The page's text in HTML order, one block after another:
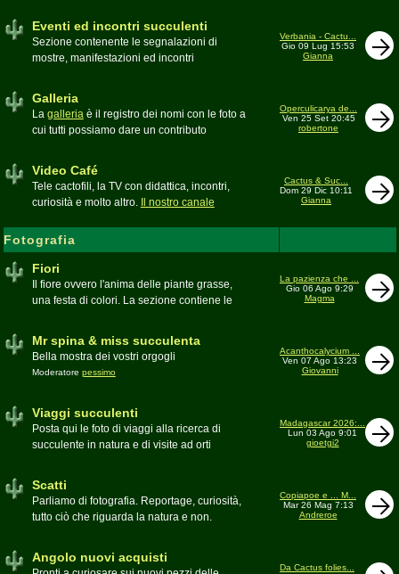
Eventi ed incontri succulenti
Sezione contenente le segnalazioni di
mostre, manifestazioni ed incontri
Verbania - Cactu...
Gio 09 Lug 15:53
Gianna
Galleria
La galleriaè il registro dei nomi con le foto a
cui tutti possiamo dare un contributo
spazio discutiamo SOLO di errori,
inesattezze, idee e altro inerenti l'argomento
Operculicarya de...
Ven 25 Set 20:45
robertone
Video Café
Tele cactofili, la TV con didattica, incontri,
curiosità e molto altro.
Il nostro canale
Cactus & Suc...
Dom 29 Dic 10:11
Gianna
Fotografia
Fiori
Il fiore ovvero l'anima delle piante grasse,
una festa di colori. La sezione contiene le
La pazienza che ...
Gio 06 Ago 9:29
Magma
Mr spina & miss succulenta
Bella mostra dei vostri orgogli
Moderatore pessimo
Acanthocalycium ...
Ven 07 Ago 13:23
Giovanni
Viaggi succulenti
Posta qui le foto di viaggi alla ricerca di
succulente in natura e di visite ad orti
Madagascar 2026:...
Lun 03 Ago 9:01
gioetgi2
Scatti
Parliamo di fotografia. Reportage, curiosità,
tutto ciò che riguarda la natura e non.
Copiapoe e ... M...
Mar 26 Mag 7:13
Andreroe
Angolo nuovi acquisti
Da Cactus folies...